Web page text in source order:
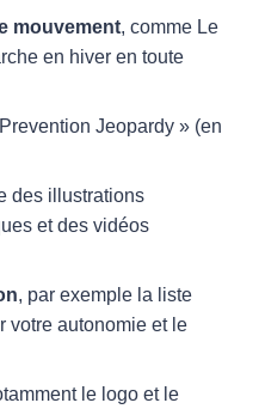
mouvement, comme Le
en hiver en toute
Jeopardy » (en
des illustrations
et des vidéos
, par exemple la liste
votre autonomie et le
le logo et le